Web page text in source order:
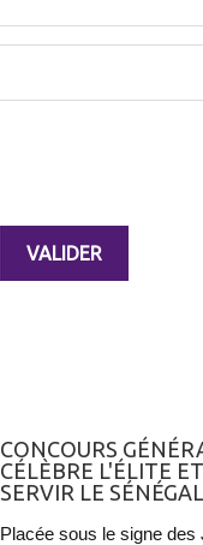
CONCOURS
CÉLÈBRE L'ÉLITE
SERVIR LE SÉNÉGAL
Placée sous le signe des